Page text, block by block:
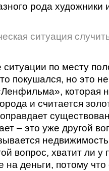
рода
ситуация
по месту
покушался, но это
которая
и считается
– это уже другой
вопрос, хватит ли у
на деньги, потому